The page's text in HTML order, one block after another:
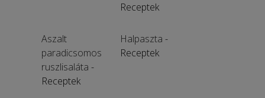
Receptek
Aszalt
paradicsomos
ruszlisaláta -
Receptek
Halpaszta -
Receptek